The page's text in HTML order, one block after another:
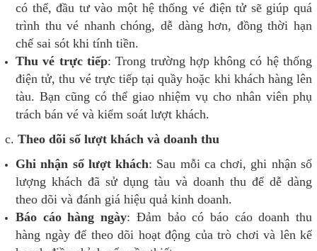
có thể, đầu tư vào một hệ thống vé điện tử sẽ giúp quá
trình thu vé nhanh chóng, dễ dàng hơn, đồng thời hạn
chế sai sót khi tính tiền.
Thu vé trực tiếp: Trong trường hợp không có hệ thống
điện tử, thu vé trực tiếp tại quầy hoặc khi khách hàng lên
tàu. Bạn cũng có thể giao nhiệm vụ cho nhân viên phụ
trách bán vé và kiểm soát lượt khách.
c. Theo dõi số lượt khách và doanh thu
Ghi nhận số lượt khách: Sau mỗi ca chơi, ghi nhận số
lượng khách đã sử dụng tàu và doanh thu để dễ dàng
theo dõi và đánh giá hiệu quả kinh doanh.
Báo cáo hàng ngày: Đảm bảo có báo cáo doanh thu
hàng ngày để theo dõi hoạt động của trò chơi và lên kế